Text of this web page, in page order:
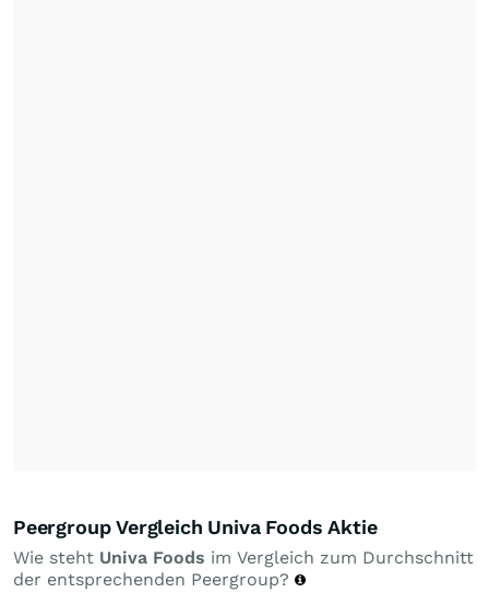
Peergroup Vergleich Univa Foods Aktie
Wie steht Univa Foods im Vergleich zum Durchschnitt
der entsprechenden Peergroup?